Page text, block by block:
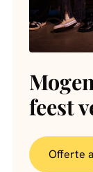
feest
Offerte